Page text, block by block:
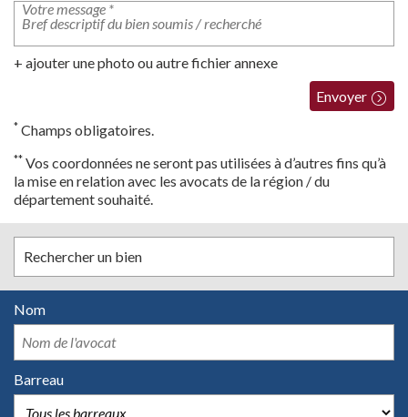
+ ajouter une photo ou autre fichier annexe
Envoyer
* Champs obligatoires.
** Vos coordonnées ne seront pas utilisées à d’autres fins qu’à
la mise en relation avec les avocats de la région / du
département souhaité.
Rechercher un bien
Nom
Barreau